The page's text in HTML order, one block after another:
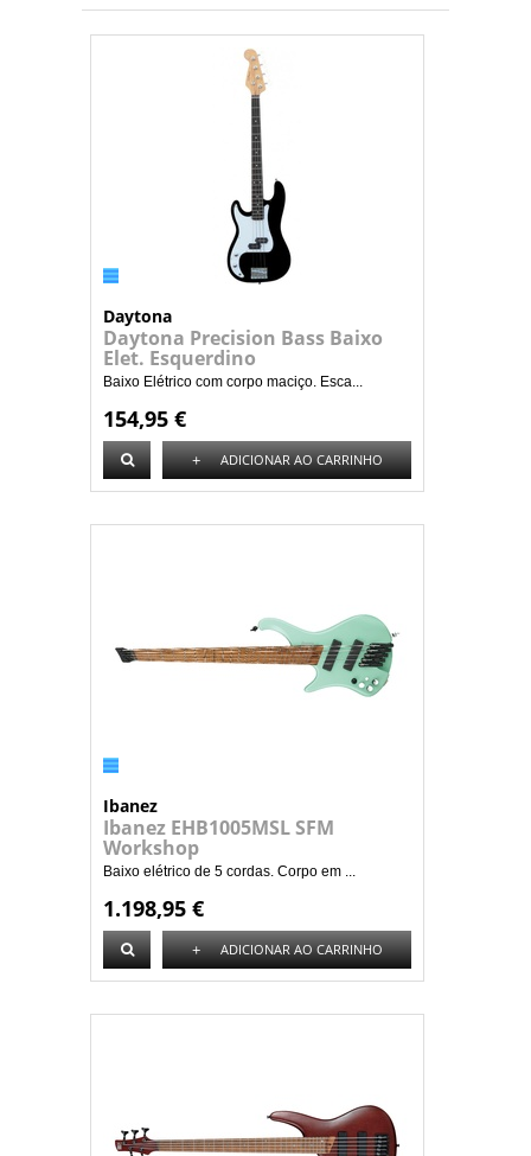
Daytona
Daytona Precision Bass Baixo
Elet. Esquerdino
Baixo Elétrico com corpo maciço. Esca...
154,95 €
+ ADICIONAR AO CARRINHO
Ibanez
Ibanez EHB1005MSL SFM
Workshop
Baixo elétrico de 5 cordas. Corpo em ...
1.198,95 €
+ ADICIONAR AO CARRINHO